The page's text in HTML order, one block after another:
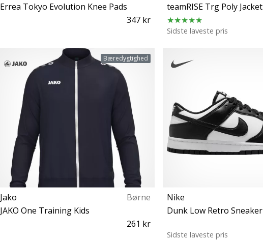
Errea Tokyo Evolution Knee Pads
347 kr
XL S M L
teamRISE Trg Poly Jacket
Sidste laveste pris
Bæredygtighed
Jako
Børne
JAKO One Training Kids
261 kr
Nike
Dunk Low Retro Sneaker
Sidste laveste pris